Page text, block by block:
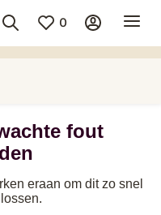
0
fout
eraan om dit zo snel